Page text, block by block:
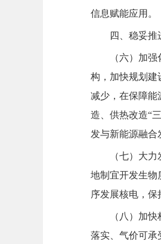
信息赋能应用。
四、稳妥推
（六）加
构，加快规划建
减少，在保障能
造、供热改造“
发与新能源融合
（七）大
地制宜开发生物
序发展核电，保
（八）加
落实、气价可承